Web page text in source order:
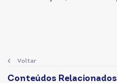
Voltar
Conteúdos Relacionados